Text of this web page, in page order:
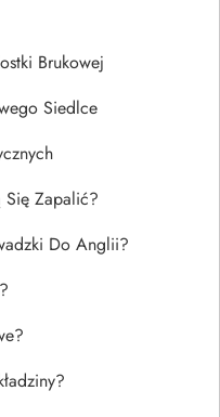
Brukowej
Siedlce
Się Zapalić?
Do Anglii?